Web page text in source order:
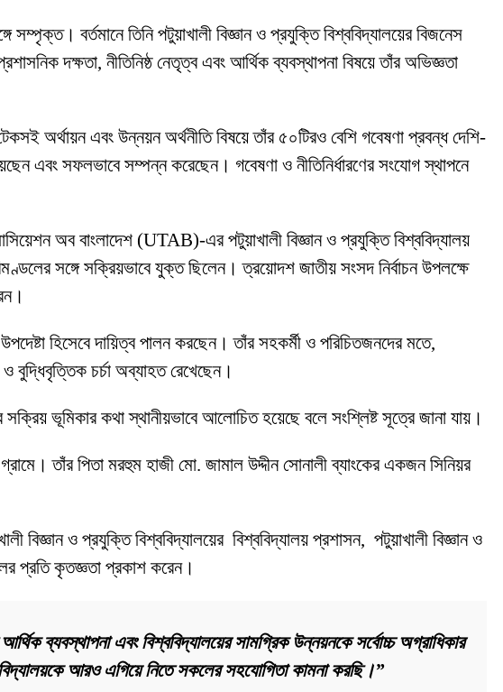
বর্তমানে তিনি পটুয়াখালী বিজ্ঞান ও প্রযুক্তি বিশ্ববিদ্যালয়ের বিজনেস
দক্ষতা, নীতিনিষ্ঠ নেতৃত্ব এবং আর্থিক ব্যবস্থাপনা বিষয়ে তাঁর অভিজ্ঞতা
অর্থায়ন এবং উন্নয়ন অর্থনীতি বিষয়ে তাঁর ৫০টিরও বেশি গবেষণা প্রবন্ধ দেশি-
এবং সফলভাবে সম্পন্ন করেছেন। গবেষণা ও নীতিনির্ধারণের সংযোগ স্থাপনে
অব বাংলাদেশ (UTAB)-এর পটুয়াখালী বিজ্ঞান ও প্রযুক্তি বিশ্ববিদ্যালয়
সঙ্গে সক্রিয়ভাবে যুক্ত ছিলেন। ত্রয়োদশ জাতীয় সংসদ নির্বাচন উপলক্ষে
হিসেবে দায়িত্ব পালন করছেন। তাঁর সহকর্মী ও পরিচিতজনদের মতে,
বুদ্ধিবৃত্তিক চর্চা অব্যাহত রেখেছেন।
ভূমিকার কথা স্থানীয়ভাবে আলোচিত হয়েছে বলে সংশ্লিষ্ট সূত্রে জানা যায়।
তাঁর পিতা মরহুম হাজী মো. জামাল উদ্দীন সোনালী ব্যাংকের একজন সিনিয়র
বিজ্ঞান ও প্রযুক্তি বিশ্ববিদ্যালয়ের বিশ্ববিদ্যালয় প্রশাসন, পটুয়াখালী বিজ্ঞান ও
প্রতি কৃতজ্ঞতা প্রকাশ করেন।
ব্যবস্থাপনা এবং বিশ্ববিদ্যালয়ের সামগ্রিক উন্নয়নকে সর্বোচ্চ অগ্রাধিকার
আরও এগিয়ে নিতে সকলের সহযোগিতা কামনা করছি।”